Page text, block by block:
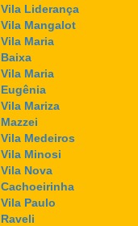
Vila Liderança
Vila Mangalot
Vila Maria
Baixa
Vila Maria
Eugênia
Vila Mariza
Mazzei
Vila Medeiros
Vila Minosi
Vila Nova
Cachoeirinha
Vila Paulo
Raveli